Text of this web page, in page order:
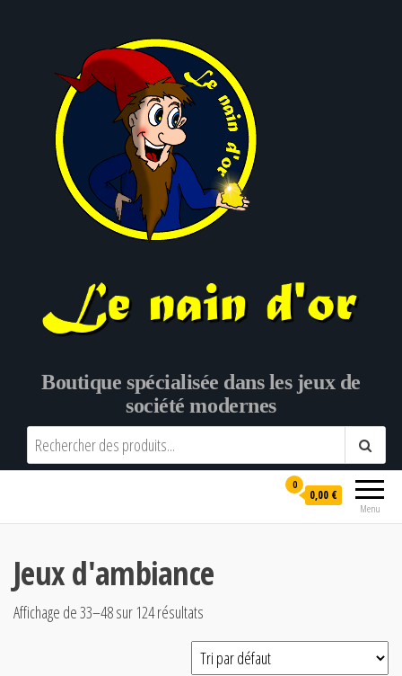
Boutique spécialisée dans les jeux de
société modernes
Menu
0
0,00 €
Jeux d'ambiance
Affichage de 33–48 sur 124 résultats